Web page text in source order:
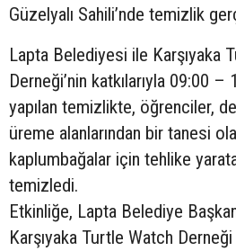
Güzelyalı Sahili’nde temizlik
Lapta Belediyesi ile Karşıyaka
Derneği’nin katkılarıyla 09:00
yapılan temizlikte, öğrenciler,
üreme alanlarından bir tanesi
kaplumbağalar için tehlike
temizledi.
Etkinliğe, Lapta Belediye
Karşıyaka Turtle Watch Derneği